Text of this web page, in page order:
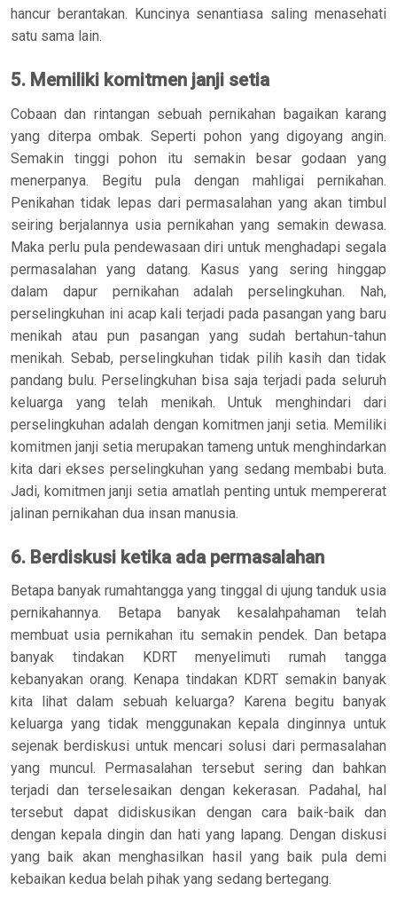
hancur berantakan. Kuncinya senantiasa saling menasehati
satu sama lain.
5. Memiliki komitmen janji setia
Cobaan dan rintangan sebuah pernikahan bagaikan karang
yang diterpa ombak. Seperti pohon yang digoyang angin.
Semakin tinggi pohon itu semakin besar godaan yang
menerpanya. Begitu pula dengan mahligai pernikahan.
Penikahan tidak lepas dari permasalahan yang akan timbul
seiring berjalannya usia pernikahan yang semakin dewasa.
Maka perlu pula pendewasaan diri untuk menghadapi segala
permasalahan yang datang. Kasus yang sering hinggap
dalam dapur pernikahan adalah perselingkuhan. Nah,
perselingkuhan ini acap kali terjadi pada pasangan yang baru
menikah atau pun pasangan yang sudah bertahun-tahun
menikah. Sebab, perselingkuhan tidak pilih kasih dan tidak
pandang bulu. Perselingkuhan bisa saja terjadi pada seluruh
keluarga yang telah menikah. Untuk menghindari dari
perselingkuhan adalah dengan komitmen janji setia. Memiliki
komitmen janji setia merupakan tameng untuk menghindarkan
kita dari ekses perselingkuhan yang sedang membabi buta.
Jadi, komitmen janji setia amatlah penting untuk mempererat
jalinan pernikahan dua insan manusia.
6. Berdiskusi ketika ada permasalahan
Betapa banyak rumahtangga yang tinggal di ujung tanduk usia
pernikahannya. Betapa banyak kesalahpahaman telah
membuat usia pernikahan itu semakin pendek. Dan betapa
banyak tindakan KDRT menyelimuti rumah tangga
kebanyakan orang. Kenapa tindakan KDRT semakin banyak
kita lihat dalam sebuah keluarga? Karena begitu banyak
keluarga yang tidak menggunakan kepala dinginnya untuk
sejenak berdiskusi untuk mencari solusi dari permasalahan
yang muncul. Permasalahan tersebut sering dan bahkan
terjadi dan terselesaikan dengan kekerasan. Padahal, hal
tersebut dapat didiskusikan dengan cara baik-baik dan
dengan kepala dingin dan hati yang lapang. Dengan diskusi
yang baik akan menghasilkan hasil yang baik pula demi
kebaikan kedua belah pihak yang sedang bertegang.